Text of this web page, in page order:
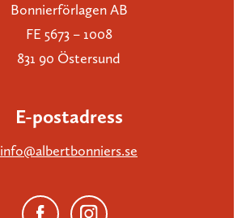
Bonnierförlagen AB
FE 5673 – 1008
831 90 Östersund
E-postadress
info@albertbonniers.se